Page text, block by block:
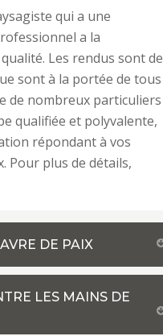
qui a une
a la
Les rendus sont de
sont à la portée de tous
de nombreux particuliers
qualifiée et polyvalente,
répondant à vos
Pour plus de détails,
DE PAIX
LES MAINS DE